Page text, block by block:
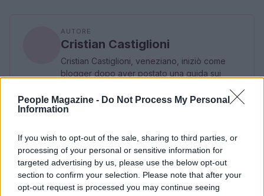
People Magazine - Do Not Process My Personal
Information
If you wish to opt-out of the sale, sharing to third parties, or
processing of your personal or sensitive information for
targeted advertising by us, please use the below opt-out
section to confirm your selection. Please note that after your
opt-out request is processed you may continue seeing
AUTORE
Cristian Castiglioni
Cristian Castiglioni, veneziano, iniziò come
blogger dopo aver postato una guida sui
reazione spinse la sua trasformazione in
redattore. Cura contenuti amichevoli e porta in
cicchetti.